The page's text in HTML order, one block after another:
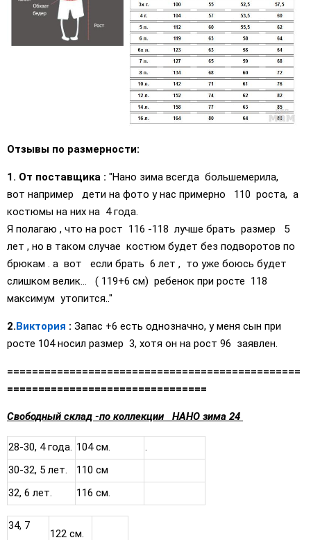
Отзывы по размерности:
1. От поставщика : "Нано зима всегда большемерила,
вот например дети на фото у нас примерно 110 роста, а
костюмы на них на 4 года.
Я полагаю , что на рост 116 -118 лучше брать размер 5
лет , но в таком случае костюм будет без подворотов по
брюкам . а вот если брать 6 лет , то уже боюсь будет
слишком велик... ( 119+6 см) ребенок при росте 118
максимум утопится.."
2.Виктория : Запас +6 есть однозначно, у меня сын при
росте 104 носил размер 3, хотя он на рост 96 заявлен.
===============================================
================================
Свободный склад -по коллекции НАНО зима 24
28-30, 4 года. 104 см.
.
30-32, 5 лет.
110 см
32, 6 лет.
116 см.
34, 7
122 см.